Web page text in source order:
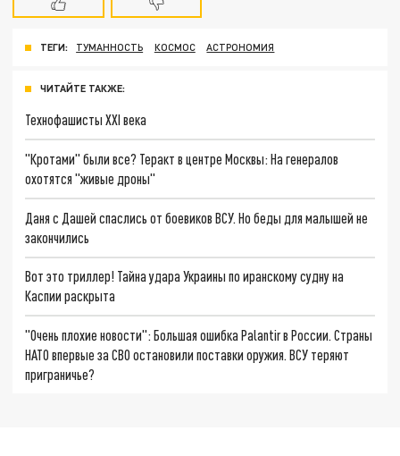
ТЕГИ: ТУМАННОСТЬ КОСМОС АСТРОНОМИЯ
ЧИТАЙТЕ ТАКЖЕ:
Технофашисты XXI века
"Кротами" были все? Теракт в центре Москвы: На генералов
охотятся "живые дроны"
Даня с Дашей спаслись от боевиков ВСУ. Но беды для малышей не
закончились
Вот это триллер! Тайна удара Украины по иранскому судну на
Каспии раскрыта
"Очень плохие новости": Большая ошибка Palantir в России. Страны
НАТО впервые за СВО остановили поставки оружия. ВСУ теряют
приграничье?